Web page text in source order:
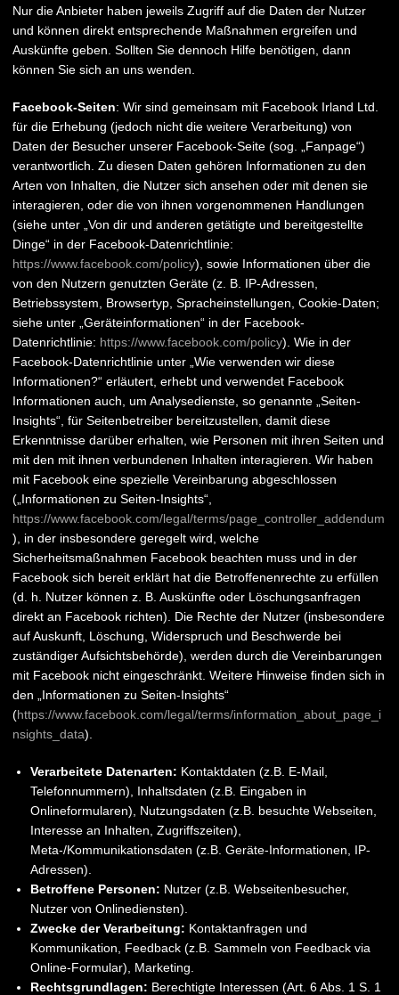
Nur die Anbieter haben jeweils Zugriff auf die Daten der Nutzer
und können direkt entsprechende Maßnahmen ergreifen und
Auskünfte geben. Sollten Sie dennoch Hilfe benötigen, dann
können Sie sich an uns wenden.
Facebook-Seiten: Wir sind gemeinsam mit Facebook Irland Ltd.
für die Erhebung (jedoch nicht die weitere Verarbeitung) von
Daten der Besucher unserer Facebook-Seite (sog. „Fanpage“)
verantwortlich. Zu diesen Daten gehören Informationen zu den
Arten von Inhalten, die Nutzer sich ansehen oder mit denen sie
interagieren, oder die von ihnen vorgenommenen Handlungen
(siehe unter „Von dir und anderen getätigte und bereitgestellte
Dinge“ in der Facebook-Datenrichtlinie:
https://www.facebook.com/policy), sowie Informationen über die
von den Nutzern genutzten Geräte (z. B. IP-Adressen,
Betriebssystem, Browsertyp, Spracheinstellungen, Cookie-Daten;
siehe unter „Geräteinformationen“ in der Facebook-
Datenrichtlinie: https://www.facebook.com/policy). Wie in der
Facebook-Datenrichtlinie unter „Wie verwenden wir diese
Informationen?“ erläutert, erhebt und verwendet Facebook
Informationen auch, um Analysedienste, so genannte „Seiten-
Insights“, für Seitenbetreiber bereitzustellen, damit diese
Erkenntnisse darüber erhalten, wie Personen mit ihren Seiten und
mit den mit ihnen verbundenen Inhalten interagieren. Wir haben
mit Facebook eine spezielle Vereinbarung abgeschlossen
(„Informationen zu Seiten-Insights“,
https://www.facebook.com/legal/terms/page_controller_addendum
), in der insbesondere geregelt wird, welche
Sicherheitsmaßnahmen Facebook beachten muss und in der
Facebook sich bereit erklärt hat die Betroffenenrechte zu erfüllen
(d. h. Nutzer können z. B. Auskünfte oder Löschungsanfragen
direkt an Facebook richten). Die Rechte der Nutzer (insbesondere
auf Auskunft, Löschung, Widerspruch und Beschwerde bei
zuständiger Aufsichtsbehörde), werden durch die Vereinbarungen
mit Facebook nicht eingeschränkt. Weitere Hinweise finden sich in
den „Informationen zu Seiten-Insights“
(https://www.facebook.com/legal/terms/information_about_page_i
nsights_data).
Verarbeitete Datenarten: Kontaktdaten (z.B. E-Mail,
Telefonnummern), Inhaltsdaten (z.B. Eingaben in
Onlineformularen), Nutzungsdaten (z.B. besuchte Webseiten,
Interesse an Inhalten, Zugriffszeiten),
Meta-/Kommunikationsdaten (z.B. Geräte-Informationen, IP-
Adressen).
Betroffene Personen: Nutzer (z.B. Webseitenbesucher,
Nutzer von Onlinediensten).
Zwecke der Verarbeitung: Kontaktanfragen und
Kommunikation, Feedback (z.B. Sammeln von Feedback via
Online-Formular), Marketing.
Rechtsgrundlagen: Berechtigte Interessen (Art. 6 Abs. 1 S. 1